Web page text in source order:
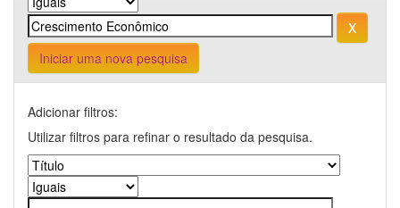
Iniciar uma nova pesquisa
Adicionar filtros:
Utilizar filtros para refinar o resultado da pesquisa.